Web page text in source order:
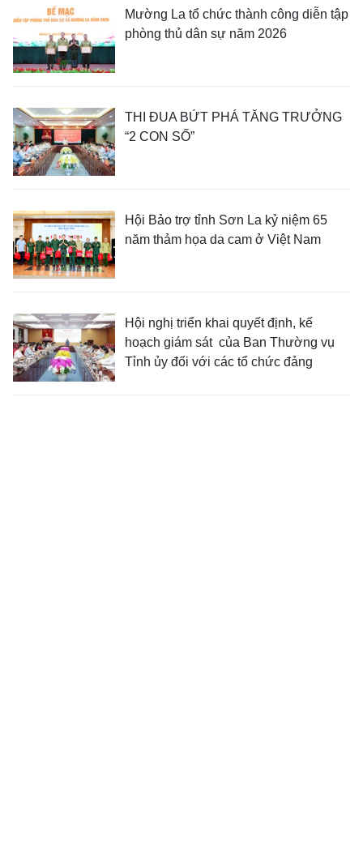
Mường La tổ chức thành công diễn tập
phòng thủ dân sự năm 2026
THI ĐUA BỨT PHÁ TĂNG TRƯỞNG
“2 CON SỐ”
Hội Bảo trợ tỉnh Sơn La kỷ niệm 65
năm thảm họa da cam ở Việt Nam
Hội nghị triển khai quyết định, kế
hoạch giám sát của Ban Thường vụ
Tỉnh ủy đối với các tổ chức đảng